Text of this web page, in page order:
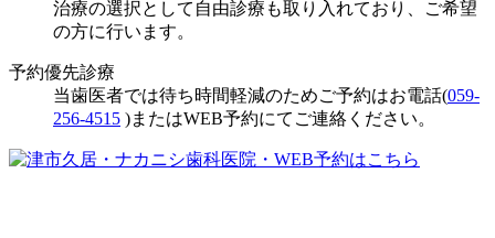
治療の選択として自由診療も取り入れており、ご希望
の方に行います。
予約優先診療
当歯医者では待ち時間軽減のためご予約はお電話(059-
256-4515 )またはWEB予約にてご連絡ください。